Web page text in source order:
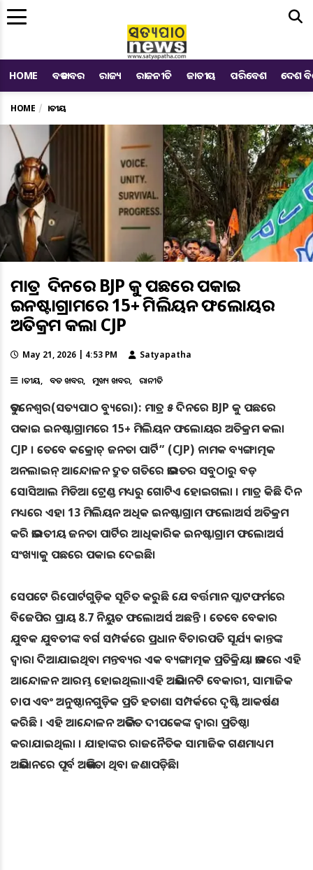
HOME ବଡ ଖବର ରାଜ୍ୟ ରାଜନୀତି ଜାତୀୟ ପରିବେଶ ଦେଶ
HOME ଜାତୀୟ
ମାତ୍ର ୫ ଦିନରେ BJP କୁ ପଛରେ ପକାଇ
ଇନଷ୍ଟାଗ୍ରାମରେ 15+ ମିଲିୟନ ଫଲୋୟର
ଅତିକ୍ରମ କଲା CJP
May 21, 2026 | 4:53 PM Satyapatha
ଜାତୀୟ ବଡ ଖବର ମୁଖ୍ୟ ଖବର ରାଜନୀତି
ଭୁବନେଶ୍ୱର(ସତ୍ୟପାଠ ବ୍ୟୁରୋ): ମାତ୍ର ୫ ଦିନରେ BJP କୁ ପଛରେ
ପକାଇ ଇନଷ୍ଟାଗ୍ରାମରେ 15+ ମିଲିୟନ ଫଲୋୟର ଅତିକ୍ରମ କଲା
CJP । ତେବେ କକ୍ରୋଚ୍ ଜନତା ପାର୍ଟି” (CJP) ନାମକ ବ୍ୟଙ୍ଗାତ୍ମକ
ଅନଲାଇନ୍ ଆନ୍ଦୋଳନ ଦ୍ରୁତ ଗତିରେ ଭାରତର ସବୁଠାରୁ ବଡ଼
ସୋସିଆଲ ମିଡିଆ ଟ୍ରେଣ୍ଡ ମଧ୍ୟରୁ ଗୋଟିଏ ହୋଇଗଲା । ମାତ୍ର କିଛି ଦିନ
ମଧ୍ୟରେ ଏହା 13 ମିଲିୟନ ଅଧିକ ଇନଷ୍ଟାଗ୍ରାମ ଫଲୋଅର୍ସ ଅତିକ୍ରମ
କରି ଭାରତୀୟ ଜନତା ପାର୍ଟିର ଆଧିକାରିକ ଇନଷ୍ଟାଗ୍ରାମ ଫଲୋଅର୍ସ
ସଂଖ୍ୟାକୁ ପଛରେ ପକାଇ ଦେଇଛି।
ସେପଟେ ରିପୋର୍ଟଗୁଡ଼ିକ ସୂଚିତ କରୁଛି ଯେ ବର୍ତ୍ତମାନ ପ୍ଲାଟଫର୍ମରେ
ବିଜେପିର ପ୍ରାୟ 8.7 ନିୟୁତ ଫଲୋଅର୍ସ ଅଛନ୍ତି । ତେବେ ବେକାର
ଯୁବକ ଯୁବତୀଙ୍କ ବର୍ଗ ସମ୍ପର୍କରେ ପ୍ରଧାନ ବିଚାରପତି ସୂର୍ଯ୍ୟ କାନ୍ତଙ୍କ
ଦ୍ୱାରା ଦିଆଯାଇଥିବା ମନ୍ତବ୍ୟର ଏକ ବ୍ୟଙ୍ଗାତ୍ମକ ପ୍ରତିକ୍ରିୟା ଭାବରେ ଏହି
ଆନ୍ଦୋଳନ ଆରମ୍ଭ ହୋଇଥିଲା।ଏହି ଅଭିଯାନଟି ବେକାରୀ, ସାମାଜିକ
ଚାପ ଏବଂ ଅନୁଷ୍ଠାନଗୁଡ଼ିକ ପ୍ରତି ହତାଶା ସମ୍ପର୍କରେ ଦୃଷ୍ଟି ଆକର୍ଷଣ
କରିଛି । ଏହି ଆନ୍ଦୋଳନ ଅଭିଜିତ ଦୀପକେଙ୍କ ଦ୍ୱାରା ପ୍ରତିଷ୍ଠା
କରାଯାଇଥିଲା । ଯାହାଙ୍କର ରାଜନୈତିକ ସାମାଜିକ ଗଣମାଧ୍ୟମ
ଅଭିଯାନରେ ପୂର୍ବ ଅଭିଜ୍ଞତା ଥିବା ଜଣାପଡ଼ିଛି।